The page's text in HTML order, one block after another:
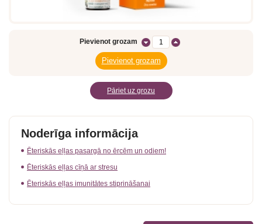
Pievienot grozam
Pāriet uz grozu
Noderīga informācija
Ēteriskās eļļas pasargā no ērcēm un odiem!
Ēteriskās eļļas cīņā ar stresu
Ēteriskās eļļas imunitātes stiprināšanai